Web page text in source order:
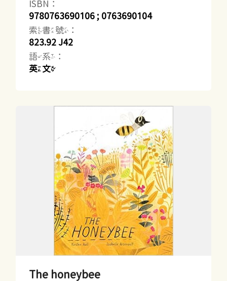
ISBN：
9780763690106 ; 0763690104
索書號：
823.92 J42
語系：
英文
The honeybee